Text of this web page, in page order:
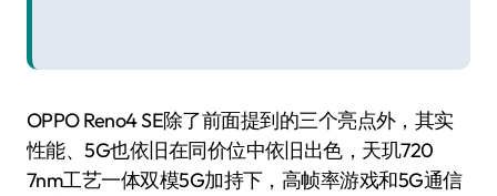
OPPO Reno4 SE除了前面提到的三个亮点外，其实
性能、5G也依旧在同价位中依旧出色，天玑720
7nm工艺一体双模5G加持下，高帧率游戏和5G通信